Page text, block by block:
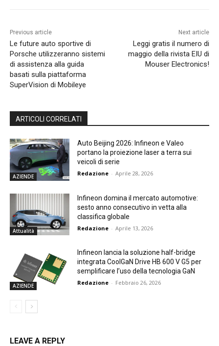
Previous article
Le future auto sportive di
Porsche utilizzeranno sistemi
di assistenza alla guida
basati sulla piattaforma
SuperVision di Mobileye
Next article
Leggi gratis il numero di
maggio della rivista EIU di
Mouser Electronics!
ARTICOLI CORRELATI
AZIENDE
Auto Beijing 2026: Infineon e Valeo
portano la proiezione laser a terra sui
veicoli di serie
Redazione - Aprile 28, 2026
Attualità
Infineon domina il mercato automotive:
sesto anno consecutivo in vetta alla
classifica globale
Redazione - Aprile 13, 2026
AZIENDE
Infineon lancia la soluzione half-bridge
integrata CoolGaN Drive HB 600 V G5 per
semplificare l’uso della tecnologia GaN
Redazione - Febbraio 26, 2026
LEAVE A REPLY